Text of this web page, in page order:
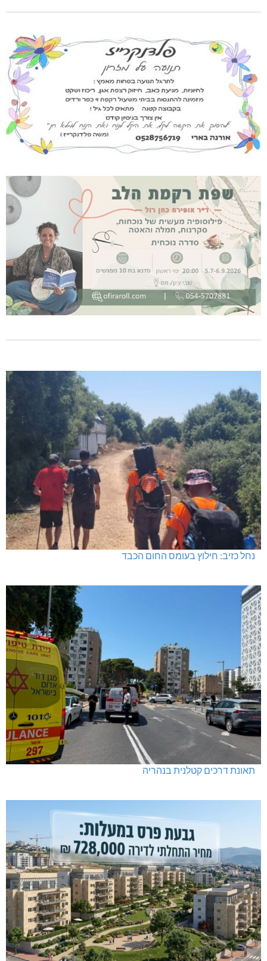
נחל כזיב: חילוץ בעומס החום הכבד
תאונת דרכים קטלנית בנהריה